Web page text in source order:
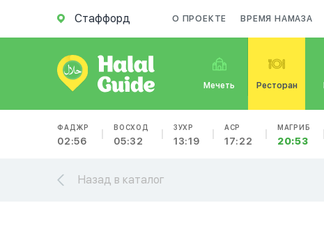
Стаффорд О ПРОЕКТЕ ВРЕМЯ НАМАЗА
Мечеть Ресторан
ФАДЖР
02:56
ВОСХОД
05:32
ЗУХР
13:19
АСР
17:22
МАГРИБ
20:53
Назад в каталог